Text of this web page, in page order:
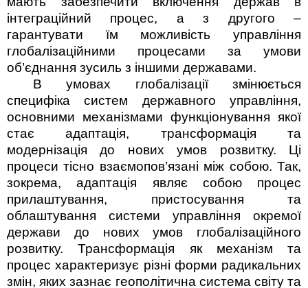
інтеграційний процес, а з другого –
гарантувати їм можливість управління
глобаліза­ційними процесами за умови
об’єднання зусиль з іншими державами.
В умовах глобалізації змінюється
специфіка систем державного управління,
основними механізмами функціонування якої
стає адаптація, трансформація та
модернізація до нових умов розвитку. Ці
процеси тісно взаємопов’язані між собою. Так,
зокрема, адаптація являє собою процес
прилаштування, пристосування та
облаштування системи управління окремої
держави до нових умов глобалізаційного
розвитку. Трансформація як механізм та
процес характеризує різні форми радикальних
змін, яких зазнає геополітична система світу та